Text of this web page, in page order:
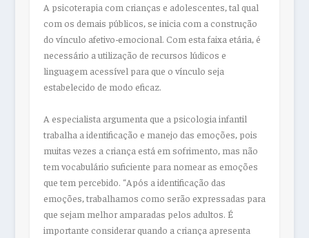
A psicoterapia com crianças e adolescentes, tal qual
com os demais públicos, se inicia com a construção
do vínculo afetivo-emocional. Com esta faixa etária, é
necessário a utilização de recursos lúdicos e
linguagem acessível para que o vínculo seja
estabelecido de modo eficaz.
A especialista argumenta que a psicologia infantil
trabalha a identificação e manejo das emoções, pois
muitas vezes a criança está em sofrimento, mas não
tem vocabulário suficiente para nomear as emoções
que tem percebido. “Após a identificação das
emoções, trabalhamos como serão expressadas para
que sejam melhor amparadas pelos adultos. É
importante considerar quando a criança apresenta